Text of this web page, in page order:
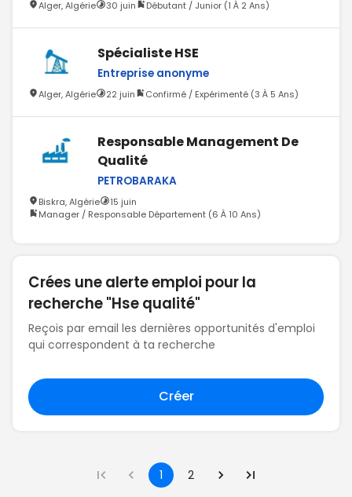
Alger, Algérie 30 juin Débutant / Junior (1 À 2 Ans)
Spécialiste HSE
Entreprise anonyme
Alger, Algérie 22 juin Confirmé / Expérimenté (3 À 5 Ans)
Responsable Management De
Qualité
PETROBARAKA
Biskra, Algérie
15 juin
Manager / Responsable Département (6 À 10 Ans)
Crées une alerte emploi pour la
recherche "Hse qualité"
Reçois par email les dernières opportunités d'emploi
qui correspondent à ta recherche
Créer
1 2